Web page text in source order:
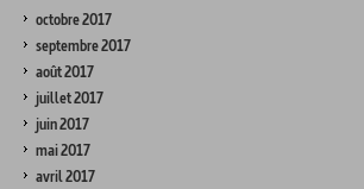
octobre 2017
septembre 2017
août 2017
juillet 2017
juin 2017
mai 2017
avril 2017